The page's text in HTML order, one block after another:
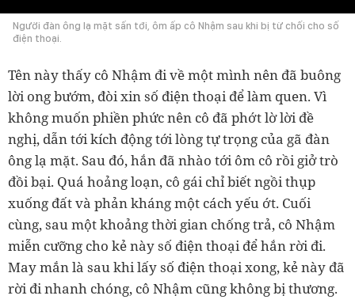
Người đàn ông lạ mặt sấn tới, ôm ấp cô Nhậm sau khi bị từ chối cho số
điện thoại.
Tên này thấy cô Nhậm đi về một mình nên đã buông
lời ong bướm, đòi xin số điện thoại để làm quen. Vì
không muốn phiền phức nên cô đã phớt lờ lời đề
nghị, dẫn tới kích động tới lòng tự trọng của gã đàn
ông lạ mặt. Sau đó, hắn đã nhào tới ôm cô rồi giở trò
đồi bại. Quá hoảng loạn, cô gái chỉ biết ngồi thụp
xuống đất và phản kháng một cách yếu ớt. Cuối
cùng, sau một khoảng thời gian chống trả, cô Nhậm
miễn cưỡng cho kẻ này số điện thoại để hắn rời đi.
May mắn là sau khi lấy số điện thoại xong, kẻ này đã
rời đi nhanh chóng, cô Nhậm cũng không bị thương.